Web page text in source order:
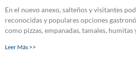
En el nuevo anexo, salteños y visitantes
reconocidas y populares opciones
como pizzas, empanadas, tamales, humitas
Leer Más >>